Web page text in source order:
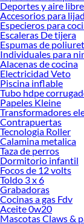
precio inicial, sino
reduce el riesgo de
de productos químicos
lugar, se evitan gastos
evaluando opciones
invitamos a explorar
beneficios.
Descubre cuál se
combina
comparar modelos,
segura.
Complementa tu
Tanques,
Accesorios de
Estanque de
Tanques de agua
Deportes y aire
Accesorios para
Especieros para
Escaleras De tijera
Espumas de
Individuales para
Alacenas de cocina
Electricidad Veto
Piscina inflable
Tubo hdpe
Papeles Kleine
Transformadores
Contrapuertas
Tecnologia Roller
Calamina metalica
Taza de perros
Dormitorio infantil
Focos de 12 volts
Toldo 3 x 6
Grabadoras
Cocinas a gas Fdv
Aceite 0w20
Mascotas Claws &